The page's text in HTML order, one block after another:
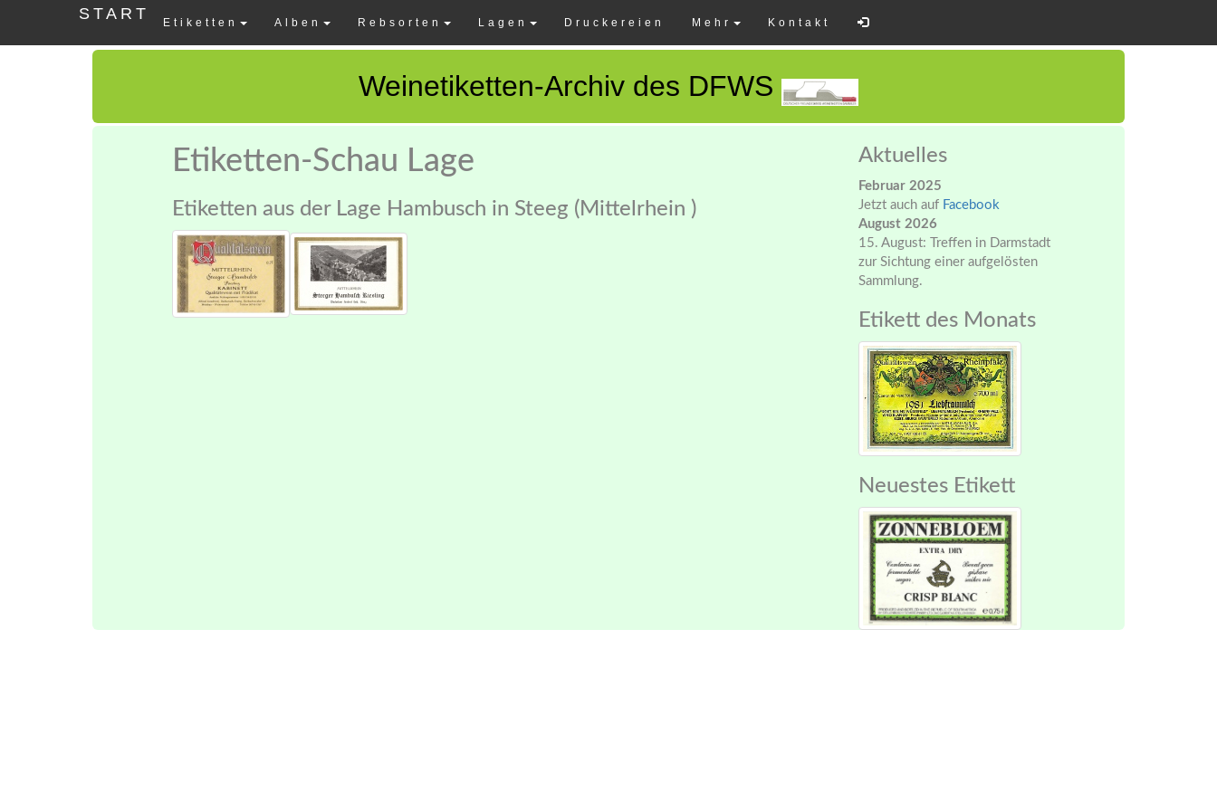
START Etiketten Alben Rebsorten Lagen Druckereien Mehr Kontakt
Weinetiketten-Archiv des DFWS
Etiketten-Schau Lage
Etiketten aus der Lage Hambusch in Steeg (Mittelrhein )
Aktuelles
Februar 2025
Jetzt auch auf Facebook
August 2026
15. August: Treffen in Darmstadt
zur Sichtung einer aufgelösten
Sammlung.
Etikett des Monats
Neuestes Etikett